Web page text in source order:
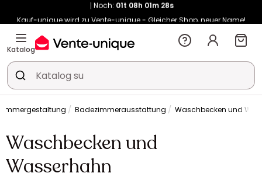
Kauf-unique wird zu Vente-unique - Gleicher Shop, neuer Name!
-10% ab 400€ mitHEAT10auf Vente-unique-Produkte
Noch:
Katalog
Badezimmerausstattung Waschbecken und
Waschbecken und
Wasserhahn